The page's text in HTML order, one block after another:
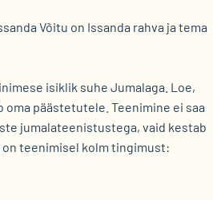
Võitu on Issanda rahva ja tema
isiklik suhe Jumalaga. Loe,
oma päästetutele. Teenimine ei saa
jumalateenistustega, vaid kestab
teenimisel kolm tingimust: